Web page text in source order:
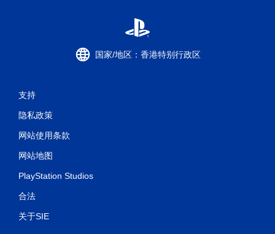
国家/地区：香港特别行政区
支持
隐私政策
网站使用条款
网站地图
PlayStation Studios
合法
关于SIE